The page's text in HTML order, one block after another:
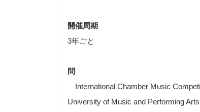
開催周期
3年ごと
問
International Chamber Music
University of Music and Performing